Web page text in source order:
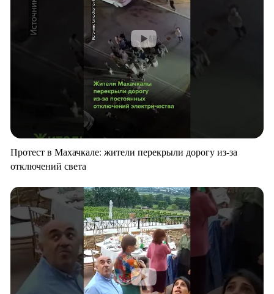
Протест в Махачкале: жители перекрыли дорогу из-за
отключений света